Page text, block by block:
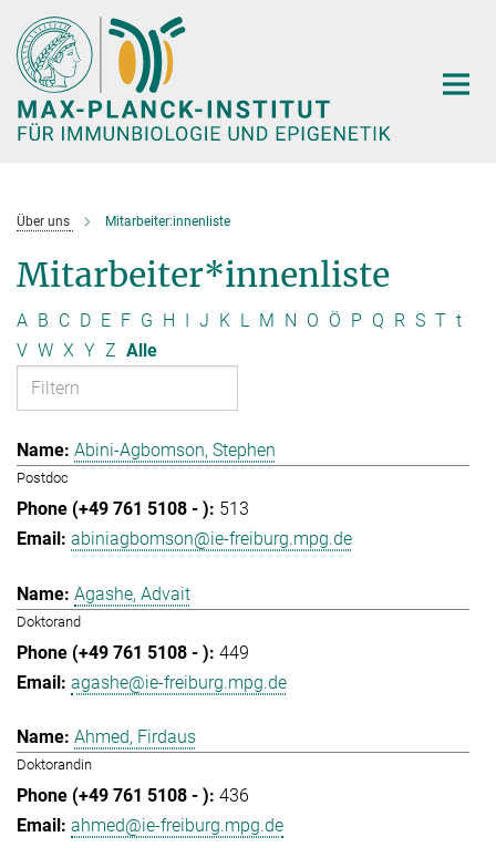
Hauptinhalt
Über uns Mitarbeiter:innenliste
Mitarbeiter*innenliste
A B C D E F G H I J K L M N O Ö P Q R S T t
V W X Y Z Alle
Abini-Agbomson, Stephen
Postdoc
513
abiniagbomson@ie-freiburg.mpg.de
Agashe, Advait
Doktorand
449
agashe@ie-freiburg.mpg.de
Ahmed, Firdaus
Doktorandin
436
ahmed@ie-freiburg.mpg.de